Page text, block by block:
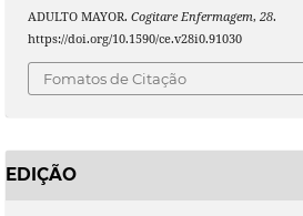
ADULTO MAYOR. Cogitare Enfermagem, 28.
https://doi.org/10.1590/ce.v28i0.91030
Fomatos de Citação
EDIÇÃO